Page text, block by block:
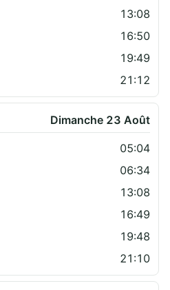
13:08
16:50
19:49
21:12
Dimanche 23 Août
05:04
06:34
13:08
16:49
19:48
21:10